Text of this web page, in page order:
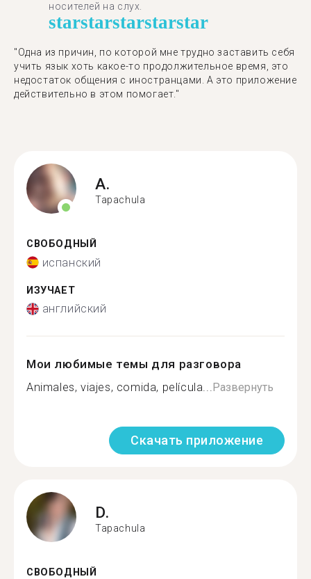
носителей на слух.
starstarstarstarstar
"Одна из причин, по которой мне трудно заставить себя
учить язык хоть какое-то продолжительное время, это
недостаток общения с иностранцами. А это приложение
действительно в этом помогает."
A.
Tapachula
СВОБОДНЫЙ
испанский
ИЗУЧАЕТ
английский
Мои любимые темы для разговора
Animales, viajes, comida, película...Развернуть
Скачать приложение
D.
Tapachula
СВОБОДНЫЙ